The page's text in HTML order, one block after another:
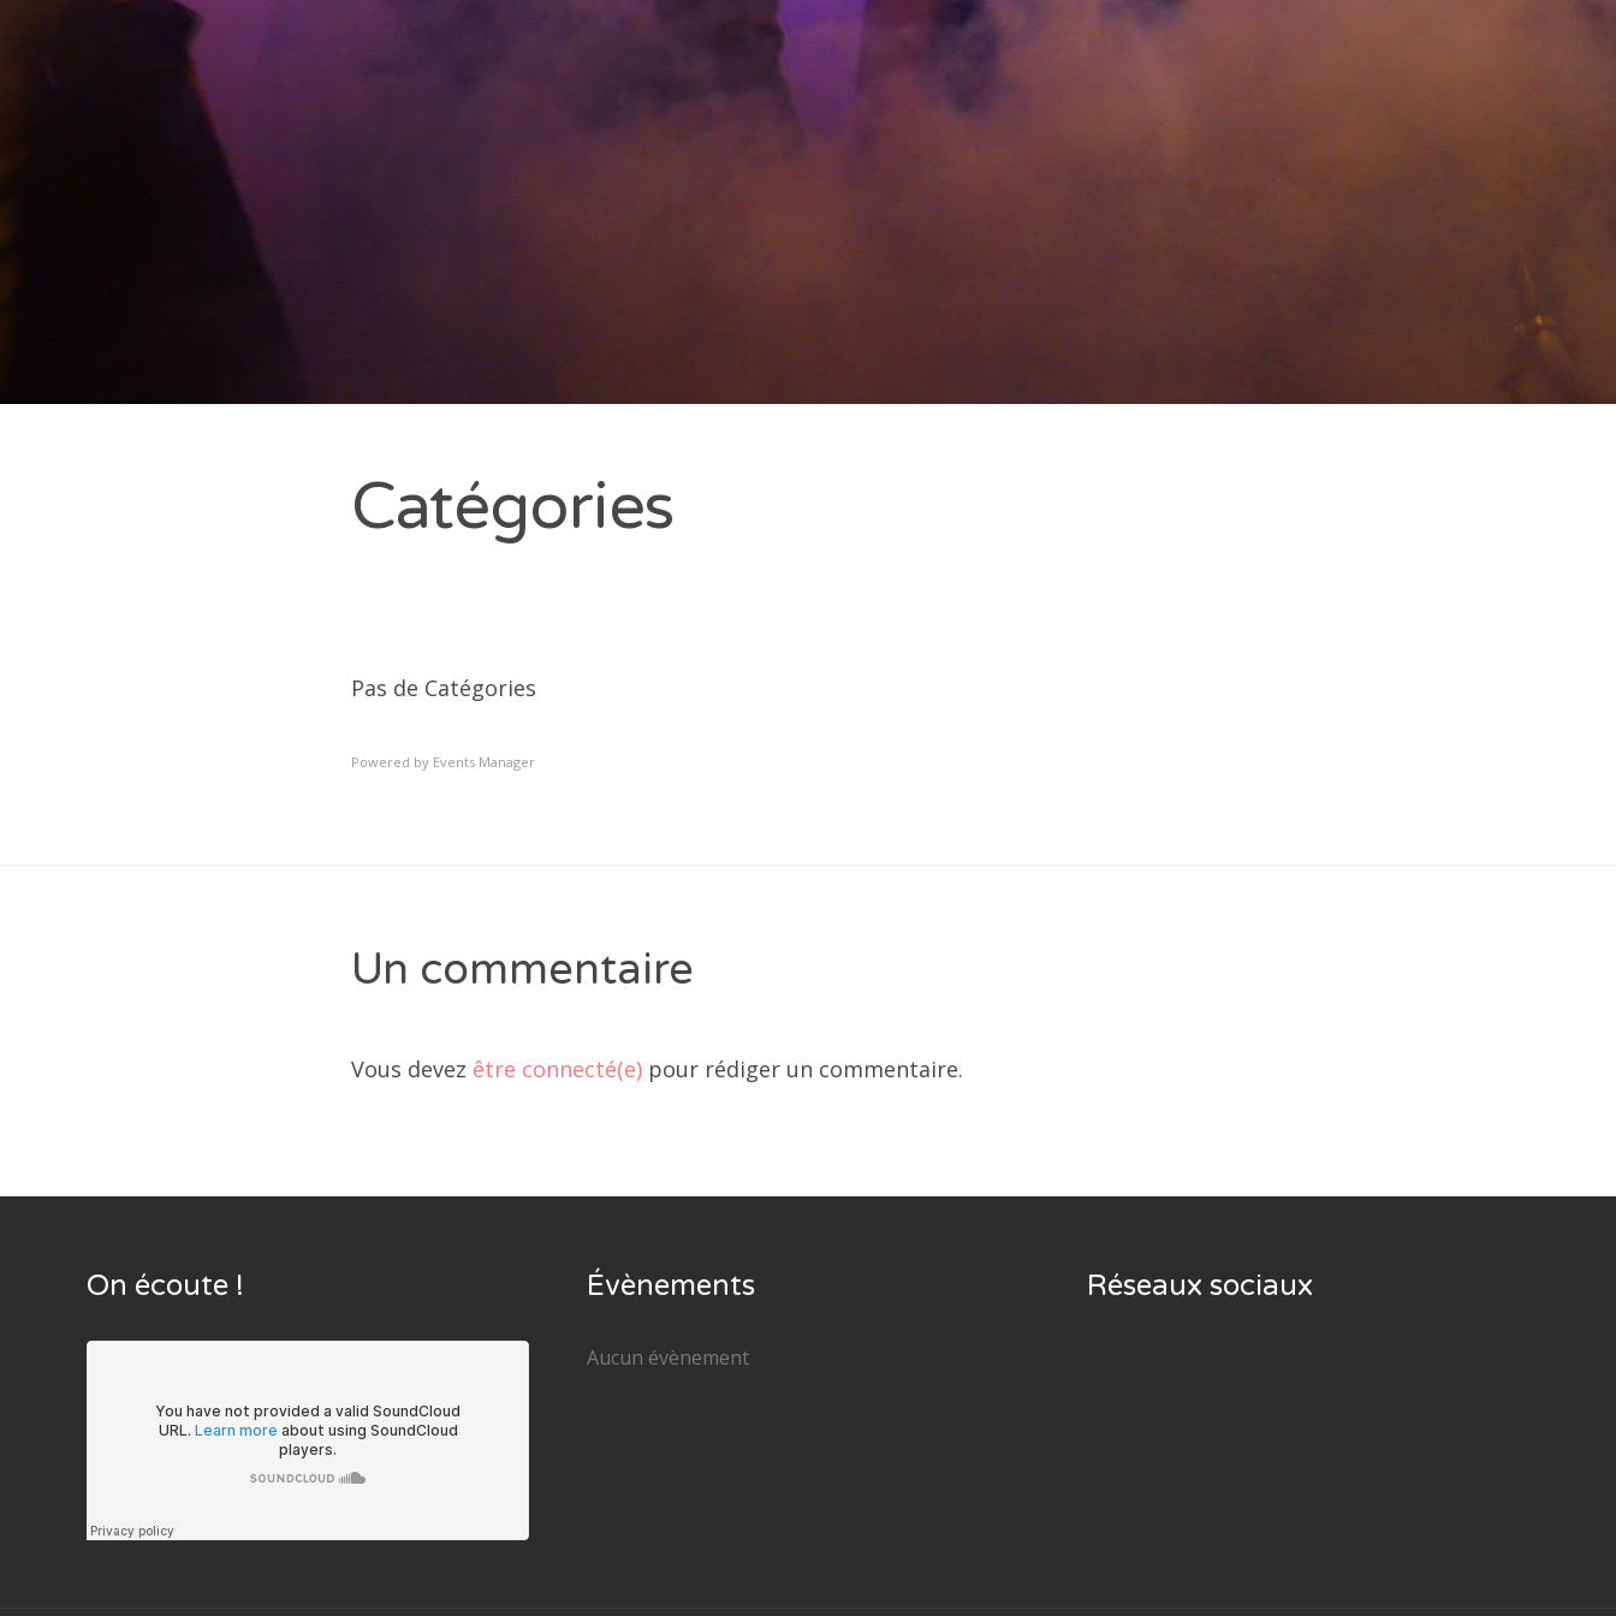
Catégories
Pas de Catégories
Powered by Events Manager
Un commentaire
Vous devez être connecté(e) pour rédiger un commentaire.
On écoute ! Évènements
Aucun évènement
Réseaux sociaux